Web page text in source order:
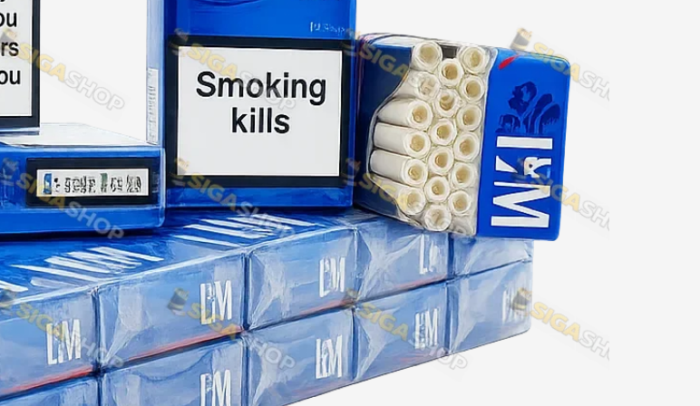
Sobranie
Ritm
BL
L&M
TOBACCO Lux
CHAPMAN
Frida
King
Marvel
Акциз UA
Капсула (смак)
Manchester